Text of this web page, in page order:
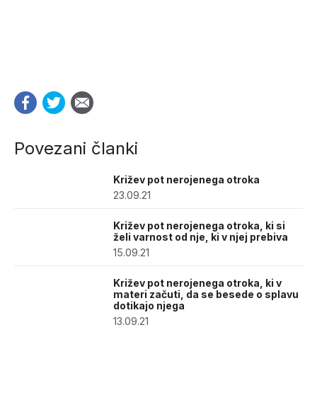
Povezani članki
Križev pot nerojenega otroka
23.09.21
Križev pot nerojenega otroka, ki si
želi varnost od nje, ki v njej prebiva
15.09.21
Križev pot nerojenega otroka, ki v
materi začuti, da se besede o splavu
dotikajo njega
13.09.21